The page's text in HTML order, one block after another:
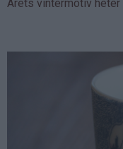
Årets vintermotiv heter